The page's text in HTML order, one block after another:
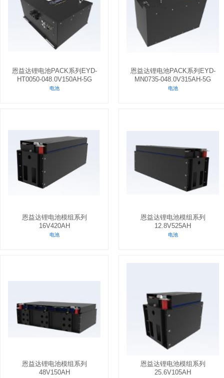
恩益达锂电池PACK系列EYD-
HT0050-048.0V150AH-5G
电池
恩益达锂电池PACK系列EYD-
MN0735-048.0V315AH-5G
电池
恩益达锂电池模组系列
16V420AH
电池
恩益达锂电池模组系列
12.8V525AH
电池
恩益达锂电池模组系列
48V150AH
恩益达锂电池模组系列
25.6V105AH